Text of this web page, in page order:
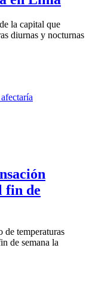
la capital que
diurnas y nocturnas
fin de
de temperaturas
de semana la